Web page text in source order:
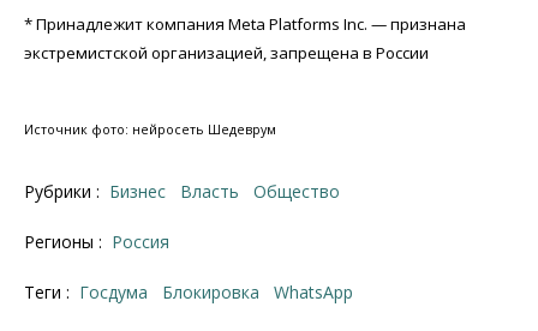
* Принадлежит компания Meta Platforms Inc. — признана
экстремистской организацией, запрещена в России
Источник фото: нейросеть Шедеврум
Рубрики : Бизнес Власть Общество
Регионы : Россия
Теги : Госдума блокировка WhatsApp